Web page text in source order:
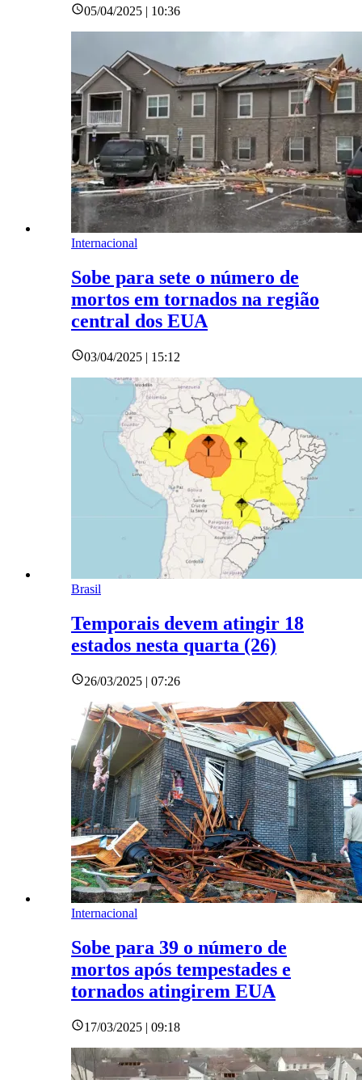
05/04/2025 | 10:36
Internacional
Sobe para sete o número de
mortos em tornados na região
central dos EUA
03/04/2025 | 15:12
Brasil
Temporais devem atingir 18
estados nesta quarta (26)
26/03/2025 | 07:26
Internacional
Sobe para 39 o número de
mortos após tempestades e
tornados atingirem EUA
17/03/2025 | 09:18